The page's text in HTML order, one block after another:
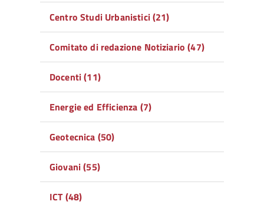
Centro Studi Urbanistici (21)
Comitato di redazione Notiziario (47)
Docenti (11)
Energie ed Efficienza (7)
Geotecnica (50)
Giovani (55)
ICT (48)